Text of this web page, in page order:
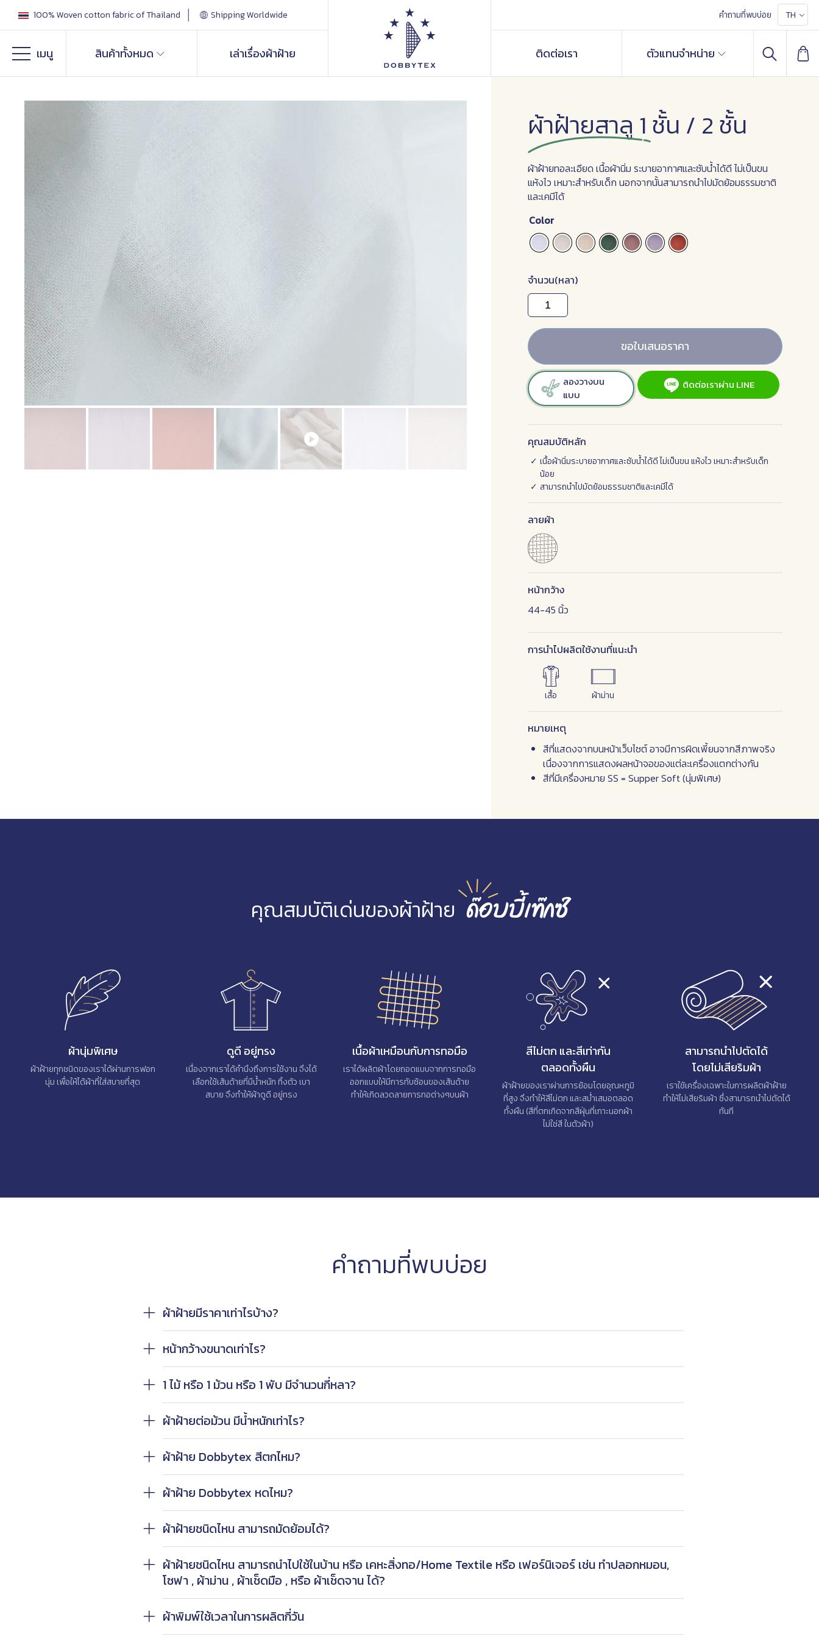
100% Woven cotton fabric of Thailand Shipping Worldwide
เมนู สินค้าทั้งหมด เล่าเรื่องผ้าฝ้าย
คำถามที่พบบ่อย TH
ติดต่อเรา ตัวแทนจำหน่าย
ผ้าฝ้ายสาลู 1 ชั้น / 2 ชั้น
ผ้าฝ้ายทอละเอียด เนื้อผ้านิ่ม ระบายอากาศและซับน้ำได้ดี ไม่เป็นขน
แห้งไว เหมาะสำหรับเด็ก นอกจากนั้นสามารถนำไปมัดย้อมธรรมชาติ
และเคมีได้
Color
จำนวน(หลา)
ขอใบเสนอราคา
ลองวางบน
แบบ
ติดต่อเราผ่าน LINE
คุณสมบัติหลัก
เนื้อผ้านิ่มระบายอากาศและซับน้ำได้ดี ไม่เป็นขน แห้งไว เหมาะสำหรับเด็ก
น้อย
สามารถนำไปมัดย้อมธรรมชาติและเคมีได้
ลายผ้า
หน้ากว้าง
44-45 นิ้ว
การนำไปผลิตใช้งานที่แนะนำ
เสื้อ ผ้าม่าน
หมายเหตุ
สีที่แสดงจากบนหน้าเว็บไซต์ อาจมีการผิดเพี้ยนจากสีภาพจริง
เนื่องจากการแสดงผลหน้าจอของแต่ละเครื่องแตกต่างกัน
สีที่มีเครื่องหมาย SS = Supper Soft (นุ่มพิเศษ)
คุณสมบัติเด่นของผ้าฝ้าย ด๊อบบี้เท๊กซ์
ผ้านุ่มพิเศษ
ผ้าฝ้ายทุกชนิดของเราได้ผ่านการฟอก
นุ่ม เพื่อให้ได้ผ้าที่ใส่สบายที่สุด
ดูดี อยู่ทรง
เนื่องจากเราได้คำนึงถึงการใช้งาน จึงได้
เลือกใช้เส้นด้ายที่มีน้ำหนัก ทิ้งตัว เบา
สบาย จึงทำให้ผ้าดูดี อยู่ทรง
เนื้อผ้าเหมือนกับการทอมือ
เราได้ผลิตผ้าโดยถอดแบบจากการทอมือ
ออกแบบให้มีการทับซ้อนของเส้นด้าย
ทำให้เกิดลวดลายการทอต่างๆบนผ้า
สีไม่ตก และสีเท่ากัน
ตลอดทั้งผืน
ผ้าฝ้ายของเราผ่านการย้อมโดยอุณหภูมิ
ที่สูง จึงทำให้สีไม่ตก และสม่ำเสมอตลอด
ทั้งผืน (สีที่ตกเกิดจากสีฝุ่นที่เกาะนอกผ้า
ไม่ใช่สี ในตัวผ้า)
สามารถนำไปตัดได้
โดยไม่เสียริมผ้า
เราใช้เครื่องเฉพาะในการผลิตผ้าฝ้าย
ทำให้ไม่เสียริมผ้า ซึ่งสามารถนำไปตัดได้
ทันที
คำถามที่พบบ่อย
ผ้าฝ้ายมีราคาเท่าไรบ้าง?
หน้ากว้างขนาดเท่าไร?
1 ไม้ หรือ 1 ม้วน หรือ 1 พับ มีจำนวนกี่หลา?
ผ้าฝ้ายต่อม้วน มีน้ำหนักเท่าไร?
ผ้าฝ้าย Dobbytex สีตกไหม?
ผ้าฝ้าย Dobbytex หดไหม?
ผ้าฝ้ายชนิดไหน สามารถมัดย้อมได้?
ผ้าฝ้ายชนิดไหน สามารถนำไปใช้ในบ้าน หรือ เคหะสิ่งทอ/Home Textile หรือ เฟอร์นิเจอร์ เช่น ทำปลอกหมอน,
โซฟา , ผ้าม่าน , ผ้าเช็ดมือ , หรือ ผ้าเช็ดจาน ได้?
ผ้าพิมพ์ใช้เวลาในการผลิตกี่วัน